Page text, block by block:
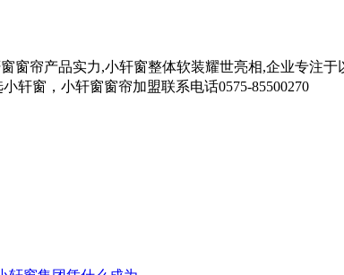
窗帘产品实力,小轩窗整体软装耀世亮相,企业专注
轩窗，小轩窗窗帘加盟联系电话0575-85500270